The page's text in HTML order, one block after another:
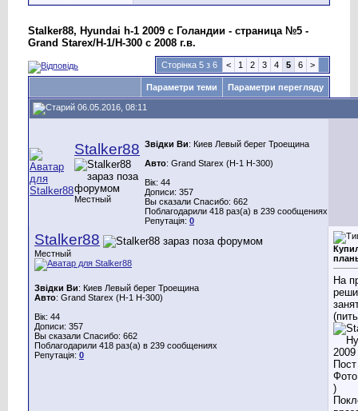
Stalker88, Hyundai h-1 2009 с Голандии - страница №5 -
Grand Starex/H-1/H-300 с 2008 г.в.
Сторінка 5 з 6 < 1 2 3 4 5 6 >
Параметри теми Параметри перегляду
06.05.2016, 08:11
Stalker88
Местный
Звідки Ви: Киев Левый берег Троещина
Авто: Grand Starex (H-1 H-300)
Вік: 44
Дописи: 357
Вы сказали Спасибо: 662
Поблагодарили 418 раз(а) в 239 сообщениях
Репутація: 0
Stalker88
Местный
Звідки Ви: Киев Левый берег Троещина
Авто: Grand Starex (H-1 H-300)
Вік: 44
Дописи: 357
Вы сказали Спасибо: 662
Поблагодарили 418 раз(а) в 239 сообщениях
Репутація: 0
На
)